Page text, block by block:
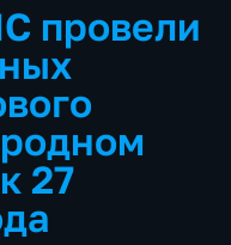
провели
27